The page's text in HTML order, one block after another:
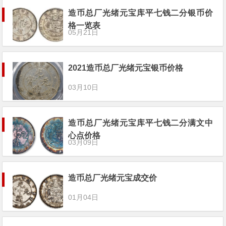
造币总厂光绪元宝库平七钱二分银币价
格一览表
05月21日
2021造币总厂光绪元宝银币价格
03月10日
造币总厂光绪元宝库平七钱二分满文中
心点价格
03月09日
造币总厂光绪元宝成交价
01月04日